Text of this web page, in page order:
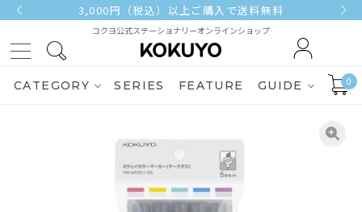
3,000円（税込）以上ご購入で送料無料
コクヨ公式ステーショナリーオンラインショップ
CATEGORY SERIES FEATURE GUIDE 0